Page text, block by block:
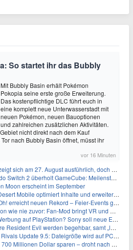
So startet ihr das Bubbly
Mit Bubbly Basin erhält Pokémon
Pokopia seine erste große Erweiterung.
Das kostenpflichtige DLC führt euch in
eine komplett neue Unterwasserstadt mit
neuen Pokémon, neuen Bauoptionen
und zahlreichen zusätzlichen Aktivitäten.
nicht direkt nach dem Kauf
nach Bubbly Basin öffnet, müsst ihr
vor 16 Minuten
am 27. August ausführlich, doch Netflix bekommt sechs Stunden Vorsprung
2 überholt GameCube: Meilenstein schon nach kurzer Zeit erreicht
Moon erscheint im September
Mobile optimiert Inhalte und erweitert Treasure Access
erreicht neuen Rekord – Feier‑Events gestartet
nie zuvor: Fan-Mod bringt VR und Ego-Perspektive nach Kanto
auf PlayStation? Sony soll neue Einnahmequellen prüfen
Evil werden begehbar, samt „lebensgroßem Leon“
Update 9.5: Dateigröße wird auf PC und Konsolen deutlich reduziert
Dollar sparen – droht nach der Übernahme die nächste Entlassungswelle?